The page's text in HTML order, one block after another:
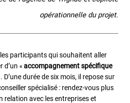
opérationnelle du projet.
les participants qui souhaitent aller
d’un «accompagnement spécifique
D’une durée de six mois, il repose sur
spécialisé : rendez-vous plus
relation avec les entreprises et